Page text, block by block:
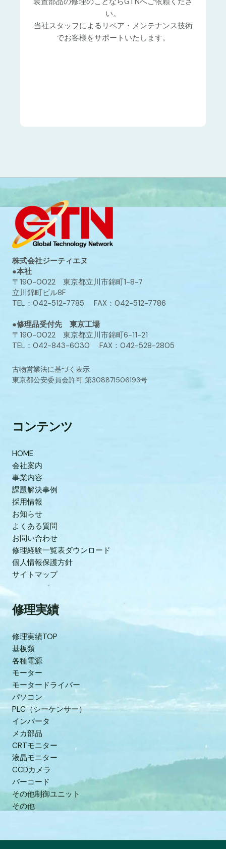
い。
当社スタッフによるリペア・メンテナンス技術
でお客様をサポートいたします。
株式会社ジーティエヌ
●本社
〒190-0022 東京都立川市錦町1-8-7
立川錦町ビル8F
TEL：042-512-7785 FAX：042-512-7786
●修理品受付先 東京工場
〒190-0022 東京都立川市錦町6-11-21
TEL：042-843-6030 FAX：042-528-2805
古物営業法に基づく表示
東京都公安委員会許可 第308871506193号
コンテンツ
HOME
会社案内
事業内容
課題解決事例
採用情報
お知らせ
よくある質問
お問い合わせ
修理経験一覧表ダウンロード
個人情報保護方針
サイトマップ
修理実績
修理実績TOP
基板類
各種電源
モーター
モータードライバー
パソコン
PLC（シーケンサー）
インバータ
メカ部品
CRTモニター
液晶モニター
CCDカメラ
バーコード
その他制御ユニット
その他